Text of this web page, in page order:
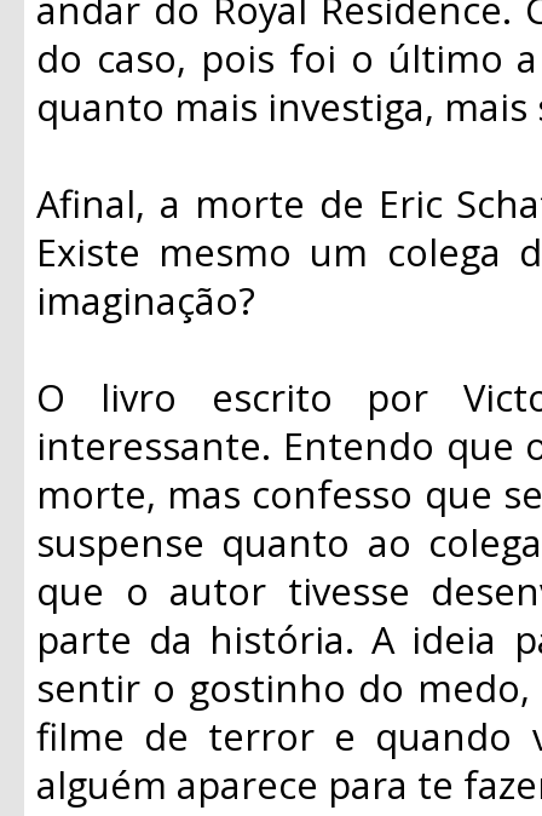
do caso, pois foi o último
quanto mais investiga,
Afinal, a morte de Eric
Existe mesmo um
imaginação?
O livro escrito por
interessante. Entendo que
morte, mas confesso que
suspense quanto ao
que o autor tivesse
parte da história. A ideia
sentir o gostinho do
filme de terror e quando
alguém aparece para te